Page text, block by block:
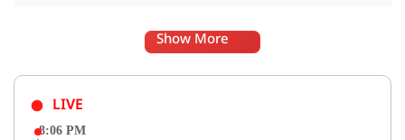
Show More
LIVE
8:06 PM